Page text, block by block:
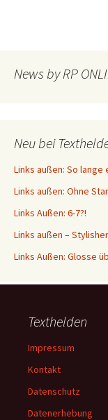
News by RP
Neu bei
Links außen: So lange
Links außen: Ohne
Links Außen: 6-7?!
Links außen –
Links Außen: Glosse
Texthelden
Impressum
Kontakt
Datenschutz
Datenerhebung